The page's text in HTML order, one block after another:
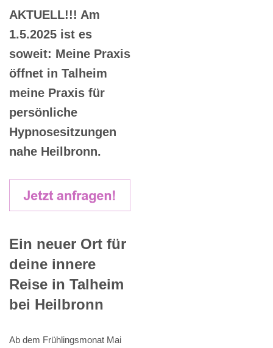
AKTUELL!!! Am
1.5.2025 ist es
soweit: Meine Praxis
öffnet in Talheim
meine Praxis für
persönliche
Hypnosesitzungen
nahe Heilbronn.
Ein neuer Ort für
deine innere
Reise in Talheim
bei Heilbronn
Ab dem Frühlingsmonat Mai